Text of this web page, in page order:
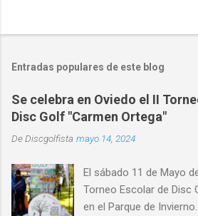
Entradas populares de este blog
Se celebra en Oviedo el II
Disc Golf "Carmen Ortega"
DeDiscgolfista mayo 14, 2024
El sábado 11 de Mayo
Torneo Escolar de Disc
en el Parque de